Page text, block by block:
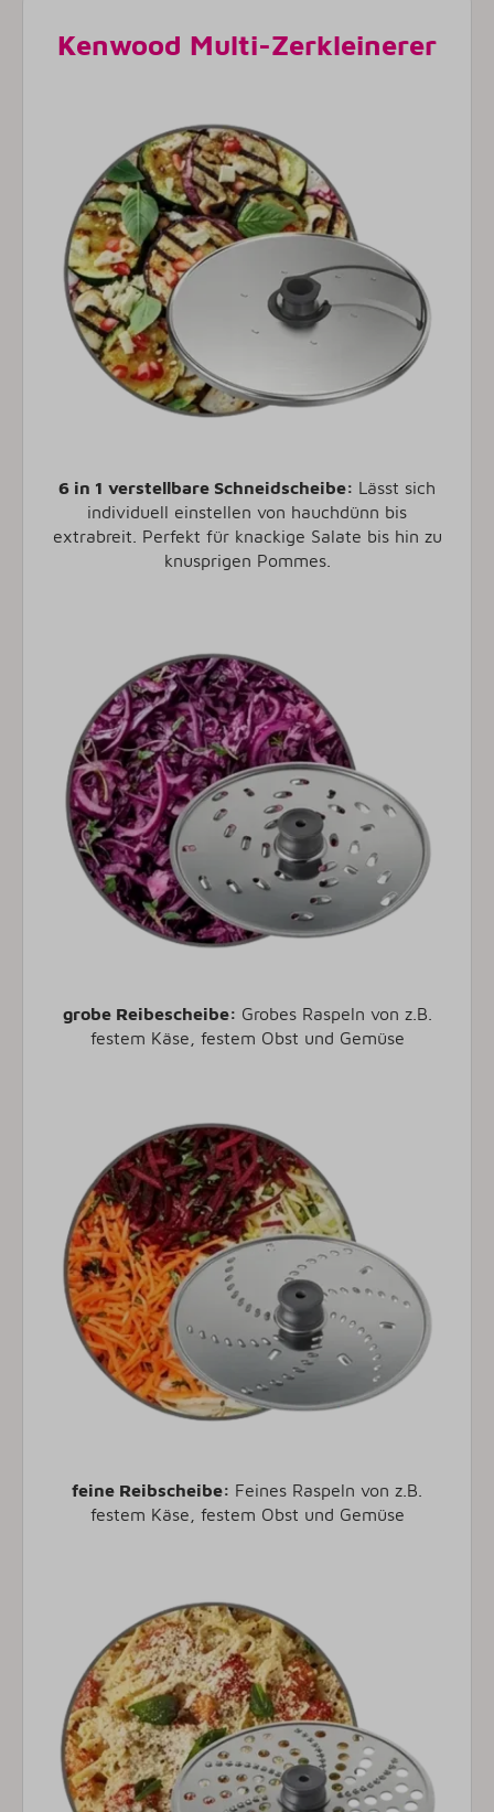
Kenwood Multi-Zerkleinerer
6 in 1 verstellbare Schneidscheibe: Lässt sich
individuell einstellen von hauchdünn bis
extrabreit. Perfekt für knackige Salate bis hin zu
knusprigen Pommes.
grobe Reibescheibe: Grobes Raspeln von z.B.
festem Käse, festem Obst und Gemüse
feine Reibscheibe: Feines Raspeln von z.B.
festem Käse, festem Obst und Gemüse